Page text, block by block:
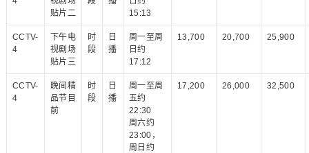
贴片二
15:13
CCTV-
4
下午电
视剧场
贴片三
时
段
日
播
周一至周
日约
17:12
13,700 20,700 25,900
CCTV-
4
晚间精
品节目
前
时
段
日
播
周一至周
五约
22:30
周六约
23:00，
周日约
17,200 26,000 32,500